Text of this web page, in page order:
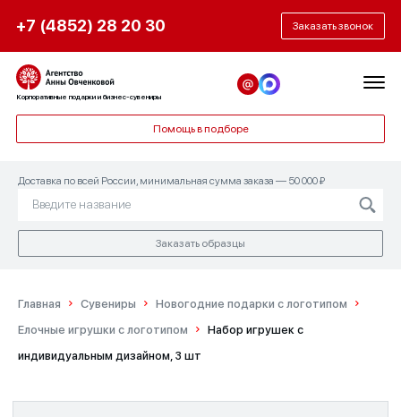
+7 (4852) 28 20 30 Заказать звонок
Корпоративные подарки и бизнес-сувениры
Помощь в подборе
Доставка по всей России, минимальная сумма заказа — 50 000 ₽
Заказать образцы
Главная Сувениры
Новогодние подарки с логотипом
Елочные игрушки с логотипом
Набор игрушек с
индивидуальным дизайном, 3 шт